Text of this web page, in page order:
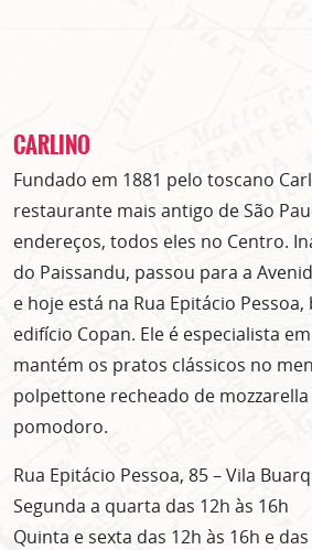
CARLINO
Fundado em 1881 pelo toscano
restaurante mais antigo de São
endereços, todos eles no Centro.
do Paissandu, passou para a
e hoje está na Rua Epitácio
edifício Copan. Ele é especialista
mantém os pratos clássicos no
polpettone recheado de
pomodoro.
Rua Epitácio Pessoa, 85 – Vila
Segunda a quarta das 12h às 16h
Quinta e sexta das 12h às 16h e